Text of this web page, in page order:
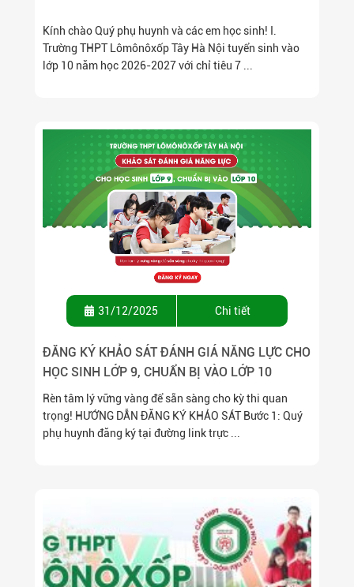
Kính chào Quý phụ huynh và các em học sinh! I.
Trường THPT Lômônôxốp Tây Hà Nội tuyển sinh vào
lớp 10 năm học 2026-2027 với chỉ tiêu 7 ...
31/12/2025 Chi tiết
ĐĂNG KÝ KHẢO SÁT ĐÁNH GIÁ NĂNG LỰC CHO
HỌC SINH LỚP 9, CHUẨN BỊ VÀO LỚP 10
Rèn tâm lý vững vàng để sẵn sàng cho kỳ thi quan
trọng! HƯỚNG DẪN ĐĂNG KÝ KHẢO SÁT Bước 1: Quý
phụ huynh đăng ký tại đường link trực ...